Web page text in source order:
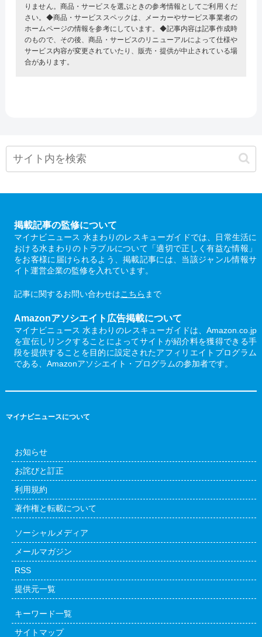
りません。商品・サービスを選ぶときの参考情報としてご利用くだ
さい。◆商品・サービススペックは、メーカーやサービス事業者の
ホームページの情報を参考にしています。◆記事内容は記事作成時
のもので、その後、商品・サービスのリニューアルによって仕様や
サービス内容が変更されていたり、販売・提供が中止されている場
合があります。
掲載記事の監修について
マイナビニュース 水まわりのレスキューガイドでは、日常生活に
おける水まわりのトラブルについて「適切で正しく有益な情報」
をお客様に届けられるよう、掲載記事には、当該ジャンル情報サ
イト運営企業の監修を入れています。
記事に関するお問い合わせはこちら まで
Amazonアソシエイト広告掲載について
マイナビニュース 水まわりのレスキューガイドは、Amazon.co.jp
を宣伝しリンクすることによってサイトが紹介料を獲得できる手
段を提供することを目的に設定されたアフィリエイトプログラム
である、Amazonアソシエイト・プログラムの参加者です。
マイナビニュースについて
お知らせ
お詫びと訂正
利用規約
著作権と転載について
ソーシャルメディア
メールマガジン
RSS
提供元一覧
キーワード一覧
サイトマップ